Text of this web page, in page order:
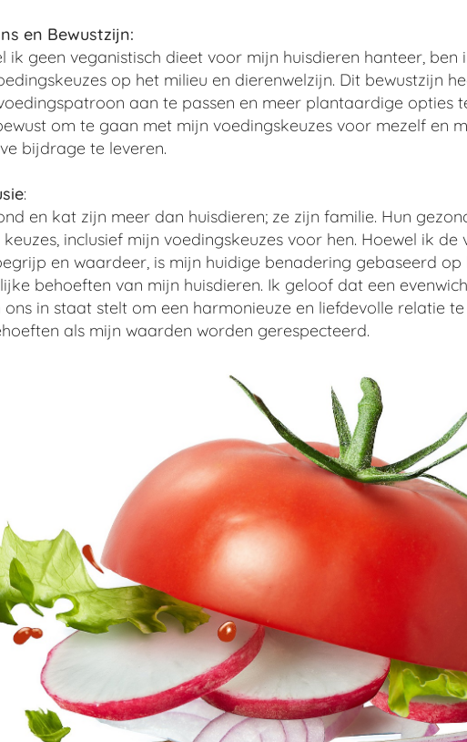
en Bewustzijn:
ik geen veganistisch dieet voor mijn huisdieren hanteer,
op het milieu en dierenwelzijn. Dit bewustzijn
aan te passen en meer plantaardige opties
om te gaan met mijn voedingskeuzes voor mezelf en
bijdrage te leveren.
:
en kat zijn meer dan huisdieren; ze zijn familie. Hun
inclusief mijn voedingskeuzes voor hen. Hoewel ik
en waardeer, is mijn huidige benadering gebaseerd
behoeften van mijn huisdieren. Ik geloof dat een
ons in staat stelt om een harmonieuze en liefdevolle relatie
als mijn waarden worden gerespecteerd.